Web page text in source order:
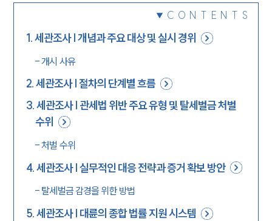
CONTENTS
1.세관조사 | 개념과 주요 대상 및 실시 경위
-개시 사유
2.세관조사 | 절차의 단계별 흐름
3.세관조사 | 관세법 위반 주요 유형 및 탈세벌금 처벌
수위
-처벌 수위
4.세관조사 | 실무적인 대응 전략과 증거 확보 방안
- 탈세벌금 감경을 위한 방법
5.세관조사 | 대륜의 종합 법률 지원 시스템